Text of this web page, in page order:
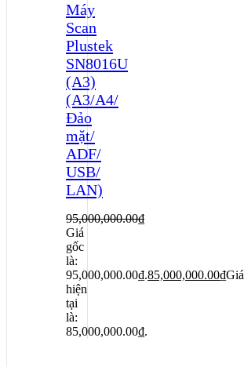
Máy
Scan
Plustek
SN8016U
(A3)
(A3/A4/
Đảo
mặt/
ADF/
USB/
LAN)
95,000,000.00₫
Giá
gốc
là:
95,000,000.00₫.85,000,000.00₫Giá
hiện
tại
là:
85,000,000.00₫.